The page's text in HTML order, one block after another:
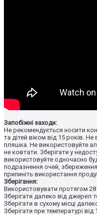
Запобіжні заходи:
Не рекомендується носити
та дітей віком від 15 років.
пляшка. Не використовуйте
не ковтати. Зберігати у
використовуйте одночасно
подразнення очей,
припиніть використання
Зберігання:
Використовувати протягом 28
Зберігати далеко від джерел
Зберігати в сухому місці
Зберігати при температурі від